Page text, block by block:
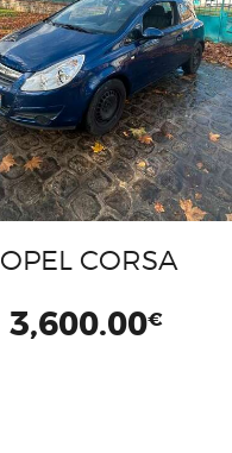
OPEL CORSA
3,600.00€